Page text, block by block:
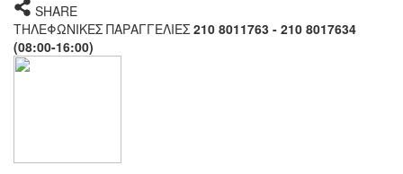
SHARE
ΤΗΛΕΦΩΝΙΚΕΣ ΠΑΡΑΓΓΕΛΙΕΣ 210 8011763 - 210 8017634
(08:00-16:00)